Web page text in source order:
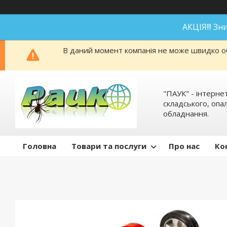
АКЦІЯ!!!
В даний момент компанія не може швидко
"ПАУК" -
складського,
обладнання.
Головна Товари та послуги Про нас